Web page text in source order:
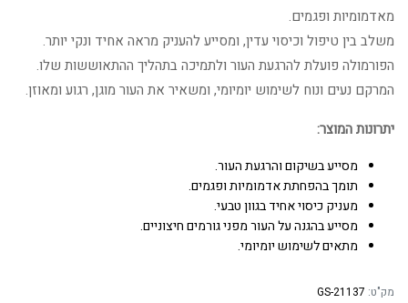
מאדמומיות ופגמים.
משלב בין טיפול וכיסוי עדין, ומסייע להעניק מראה אחיד ונקי יותר.
הפורמולה פועלת להרגעת העור ולתמיכה בתהליך ההתאוששות שלו.
המרקם נעים ונוח לשימוש יומיומי, ומשאיר את העור מוגן, רגוע ומאוזן.
יתרונות המוצר:
מסייע בשיקום והרגעת העור.
תומך בהפחתת אדמומיות ופגמים.
מעניק כיסוי אחיד בגוון טבעי.
מסייע בהגנה על העור מפני גורמים חיצוניים.
מתאים לשימוש יומיומי.
מק"ט: GS-21137